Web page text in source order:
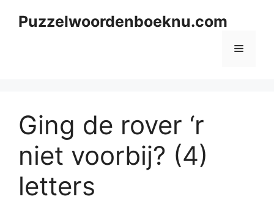
Puzzelwoordenboeknu.com
Menu
Ging de rover ‘r
niet voorbij? (4)
letters